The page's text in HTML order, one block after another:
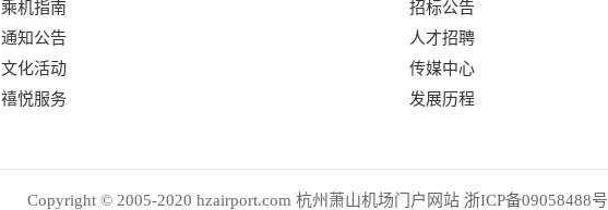
乘机指南
通知公告
文化活动
禧悦服务
招标公告
人才招聘
传媒中心
发展历程
Copyright © 2005-2020 hzairport.com 杭州萧山机场门户网站 浙ICP备09058488号